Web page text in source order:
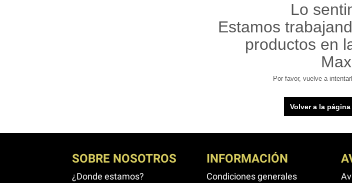
Lo
Estamos
productos en
Max
Por favor, vuelve a
Volver a la
SOBRE NOSOTROS
¿Donde estamos?
INFORMACIÓN
Condiciones generales